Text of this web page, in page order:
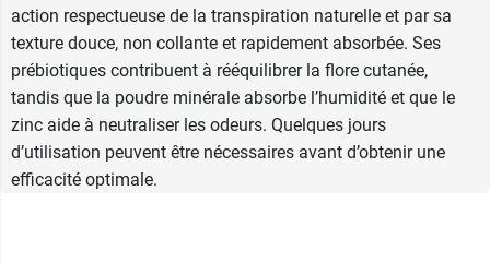
Et pensez à l'huile lavante pour le corps Même,
pour vous laver au quotidien tout en respectant
la fragilité et la sensibilité de votre peau.
Conditionnement :tube de 50 ml.
action respectueuse de la transpiration naturelle et par sa
texture douce, non collante et rapidement absorbée. Ses
prébiotiques contribuent à rééquilibrer la flore cutanée,
tandis que la poudre minérale absorbe l’humidité et que le
zinc aide à neutraliser les odeurs. Quelques jours
d’utilisation peuvent être nécessaires avant d’obtenir une
efficacité optimale.